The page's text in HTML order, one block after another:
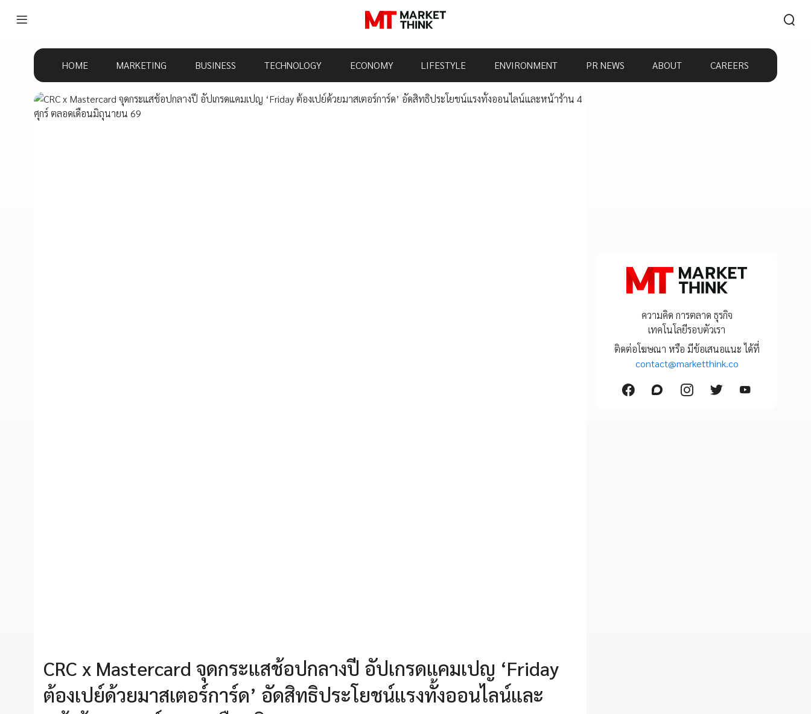
HOME MARKETING BUSINESS TECHNOLOGY ECONOMY LIFESTYLE ENVIRONMENT PR NEWS ABOUT CAREERS
CRC x Mastercard จุดกระแสช้อปกลางปี อัปเกรดแคมเปญ ‘Friday
ต้องเปย์ด้วยมาสเตอร์การ์ด’ อัดสิทธิประโยชน์แรงทั้งออนไลน์และ
ความคิด การตลาด ธุรกิจ
เทคโนโลยีรอบตัวเรา
ติดต่อโฆษณา หรือ มีข้อเสนอแนะ ได้ที่
contact@marketthink.co